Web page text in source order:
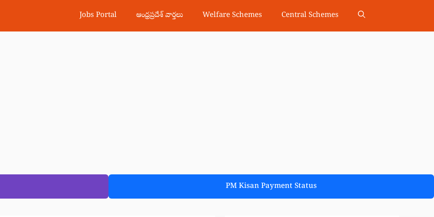
Jobs Portal ఆంధ్రప్రదేశ్ వార్తలు Welfare Schemes Central Schemes
PM Kisan Payment Status